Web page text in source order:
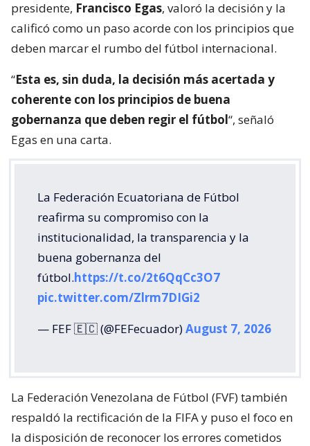
presidente, Francisco Egas, valoró la decisión y la
calificó como un paso acorde con los principios que
deben marcar el rumbo del fútbol internacional.
“Esta es, sin duda, la decisión más acertada y
coherente con los principios de buena
gobernanza que deben regir el fútbol“, señaló
Egas en una carta.
La Federación Ecuatoriana de Fútbol
reafirma su compromiso con la
institucionalidad, la transparencia y la
buena gobernanza del
fútbol.https://t.co/2t6QqCc3O7
pic.twitter.com/Zlrm7DIGi2
— FEF 🇪🇨 (@FEFecuador)August 7, 2026
La Federación Venezolana de Fútbol (FVF) también
respaldó la rectificación de la FIFA y puso el foco en
la disposición de reconocer los errores cometidos